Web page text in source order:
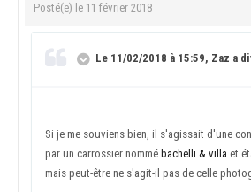
Posté(e) le 11 février 2018
Le 11/02/2018 à 15:59, Zaz a
Si je me souviens bien, il s'agissait d'une
par un carrossier nommé bachelli & villa et
mais peut-être ne s'agit-il pas de celle